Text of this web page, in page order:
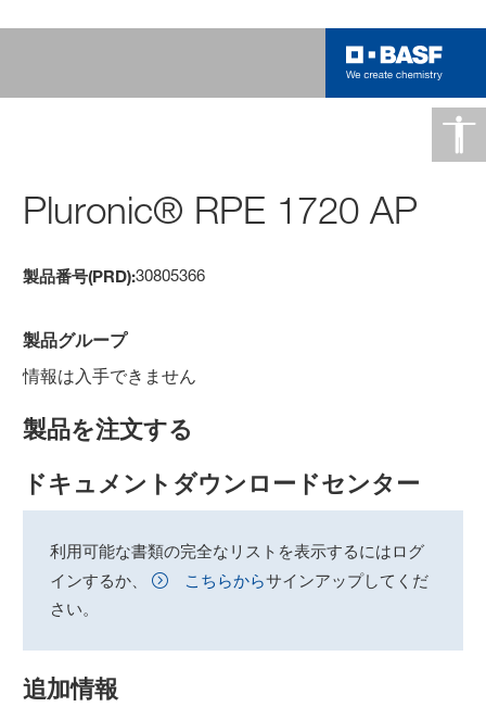
Pluronic® RPE 1720 AP
製品番号(PRD):30805366
製品グループ
情報は入手できません
製品を注文する
ドキュメントダウンロードセンター
利用可能な書類の完全なリストを表示するにはログ
インするか、
こちらからサインアップしてくだ
さい。
追加情報